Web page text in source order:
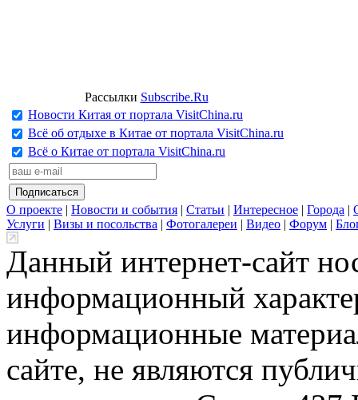
Рассылки Subscribe.Ru
Новости Китая от портала VisitChina.ru
Всё об отдыхе в Китае от портала VisitChina.ru
Всё о Китае от портала VisitChina.ru
О проекте | Новости и события | Статьи | Интересное | Города |
Услуги | Визы и посольства | Фотогалереи | Видео | Форум |
Данный интернет-сайт
информационный
информационные
сайте, не являются